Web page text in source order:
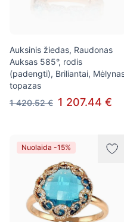
Auksinis žiedas, Raudonas
Auksas 585°, rodis
(padengti), Briliantai,
topazas
1 420.52 € 1 207.44 €
Nuolaida -15%